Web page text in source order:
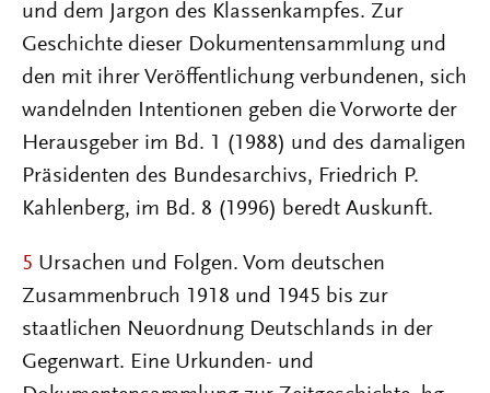
und dem Jargon des Klassenkampfes. Zur
Geschichte dieser Dokumentensammlung und
den mit ihrer Veröffentlichung verbundenen, sich
wandelnden Intentionen geben die Vorworte der
Herausgeber im Bd. 1 (1988) und des damaligen
Präsidenten des Bundesarchivs, Friedrich P.
Kahlenberg, im Bd. 8 (1996) beredt Auskunft.
5 Ursachen und Folgen. Vom deutschen
Zusammenbruch 1918 und 1945 bis zur
staatlichen Neuordnung Deutschlands in der
Gegenwart. Eine Urkunden- und